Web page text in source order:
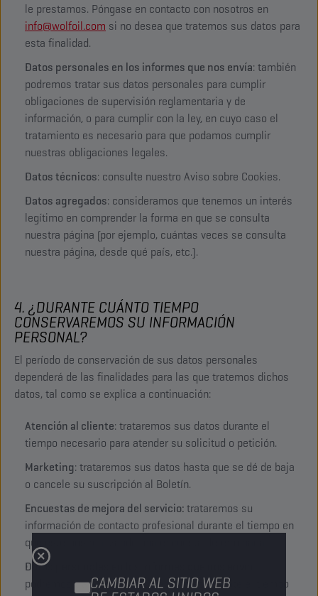
CAMBIAR AL SITIO WEB
le prestamos. Póngase en contacto con nosotros en
info@wolfoil.com si no desea que tratemos sus datos para
esta finalidad.
Datos personales en los informes que nos envía: también
podremos tratar sus datos personales para cumplir
obligaciones de supervisión reglamentaria y de
información, o para cumplir con la ley, en cuyo caso el
tratamiento es necesario para que podamos cumplir
nuestras obligaciones legales.
Datos técnicos: consulte nuestro Aviso sobre Cookies.
Datos agregados: consideramos que tenemos un interés
legítimo en comprender la forma en que se consulta
nuestra página (por ejemplo, cuántas veces se consulta
nuestra página, desde qué país, etc.).
4. ¿DURANTE CUÁNTO TIEMPO
CONSERVAREMOS SU INFORMACIÓN
PERSONAL?
El período de conservación de sus datos personales
dependerá de las finalidades para las que tratemos dichos
datos, tal como se explica a continuación:
Atención al cliente: trataremos sus datos durante el
tiempo necesario para atender su solicitud o petición.
Marketing: trataremos sus datos hasta que se dé de baja
o cancele su suscripción al Boletín.
Encuestas de mejora del servicio:trataremos su
información de contacto profesional durante el tiempo en
que estemos realizando una encuesta determinada.
Datos personales en los informes que nos envía
podremos tratar sus datos personales durante el tiempo